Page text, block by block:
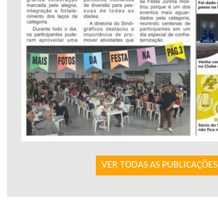
VER TODAS AS PUBLICAÇÕES